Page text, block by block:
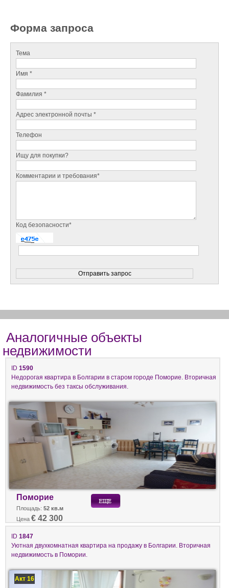
Форма запроса
Тема
Имя *
Фамилия *
Адрес электронной почты *
Телефон
Ищу для покупки?
Комментарии и требования*
Код безопасности*
Аналогичные объекты
недвижимости
ID 1590
Недорогая квартира в Болгарии в старом городе Поморие. Вторичная
недвижимость без таксы обслуживания.
Поморие
Площадь: 52 кв.м
Цена € 42 300
ID 1847
Уютная двухкомнатная квартира на продажу в Болгарии. Вторичная
недвижимость в Помории.
Акт 16